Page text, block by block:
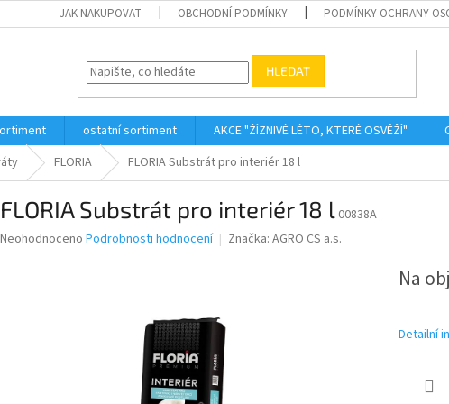
JAK NAKUPOVAT OBCHODNÍ PODMÍNKY PODMÍNKY OCHRANY
HLEDAT
ostatní sortiment AKCE "ŽÍZNIVÉ LÉTO, KTERÉ OSVĚŽÍ"
FLORIA FLORIA Substrát pro interiér 18 l
FLORIA Substrát pro interiér 18 l 00838A
Průměrné
Neohodnoceno Podrobnosti hodnocení Značka: AGRO CS a.s.
Na
Detailní